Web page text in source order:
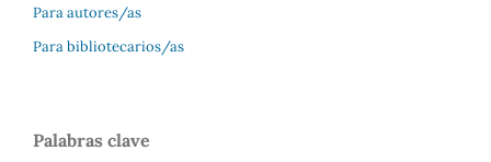
Para autores/as
Para bibliotecarios/as
Palabras clave